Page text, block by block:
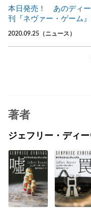
本日発売！ あのディ
刊『ネヴァー・ゲーム
2020.09.25（ニュース）
著者
ジェフリー・ディ